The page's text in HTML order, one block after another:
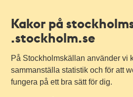
Kakor på
.stockholm.se
På Stockholmskällan använder vi
sammanställa statistik och för att
fungera på ett bra sätt för dig.